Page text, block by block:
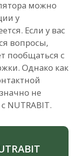
можно
у
Если у вас
вопросы,
пообщаться с
Однако как
не
NUTRABIT.